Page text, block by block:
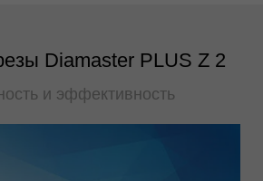
Diamaster PLUS Z 2
и эффективность